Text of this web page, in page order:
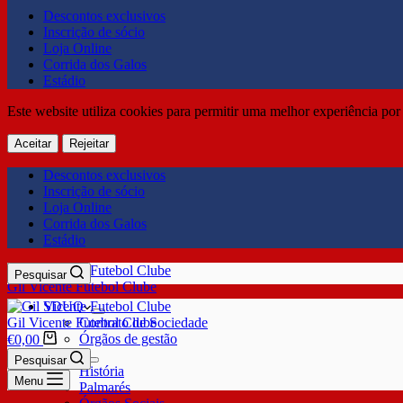
Descontos exclusivos
Inscrição de sócio
Loja Online
Corrida dos Galos
Estádio
Este website utiliza cookies para permitir uma melhor experiência
Aceitar Rejeitar
Descontos exclusivos
Inscrição de sócio
Loja Online
Corrida dos Galos
Estádio
Gil Vicente Futebol Clube
Pesquisar
SDUQ
Contrato de Sociedade
Órgãos de gestão
Clube
História
Palmarés
Gil Vicente Futebol Clube
€0,00
Pesquisar
Menu